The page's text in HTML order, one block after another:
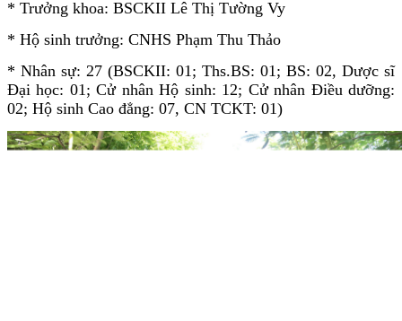
* Trưởng khoa: BSCKII Lê Thị Tường Vy
* Hộ sinh trưởng: CNHS Phạm Thu Thảo
* Nhân sự: 27 (BSCKII: 01; Ths.BS: 01; BS: 02, Dược sĩ
Đại học: 01; Cử nhân Hộ sinh: 12; Cử nhân Điều dưỡng:
02; Hộ sinh Cao đẳng: 07, CN TCKT: 01)